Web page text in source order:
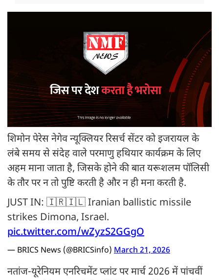
शिमोन पेरेस नेगेव न्यूक्लियर रिसर्च सेंटर को इजरायल के
लंबे समय से संदेह वाले परमाणु हथियार कार्यक्रम के लिए
अहम माना जाता है, जिसके होने की बात यरूशलम पॉलिसी
के तौर पर न तो पुष्टि करती है और न ही मना करती है.
JUST IN: 🇮🇷🇮🇱 Iranian ballistic missile
strikes Dimona, Israel.
pic.twitter.com/wZyzS2GGgO
— BRICS News (@BRICSinfo) March 21, 2026
नतांज-यूरेनियम एनरिचमेंट प्लांट पर मार्च 2026 में पांचवीं